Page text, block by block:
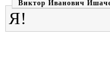
Виктор Иванович
Я!